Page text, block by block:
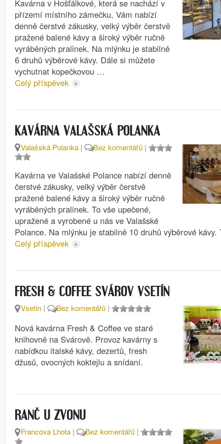
Kavárna v Hošťálkové, která se nachází v
přízemí místního zámečku, Vám nabízí
denně čerstvé zákusky, velký výběr čerstvě
pražené balené kávy a široký výběr ručně
vyráběných pralinek. Na mlýnku je stabilně
6 druhů výběrové kávy. Dále si můžete
vychutnat kopečkovou …
Celý příspěvek
KAVÁRNA VALAŠSKÁ POLANKA
Valašská Polanka | Bez komentářů |
Kavárna ve Valašské Polance nabízí denně
čerstvé zákusky, velký výběr čerstvě
pražené balené kávy a široký výběr ručně
vyráběných pralinek. To vše upečené,
upražené a vyrobené u nás ve Valašské
Polance. Na mlýnku je stabilně 10 druhů výběrové
Celý příspěvek
FRESH & COFFEE SVÁROV VSETÍN
Vsetín | Bez komentářů |
Nová kavárna Fresh & Coffee ve staré
knihovně na Svárově. Provoz kavárny s
nabídkou italské kávy, dezertů, fresh
džusů, ovocných koktejlu a snídaní.
RANČ U ZVONU
Francova Lhota | Bez komentářů |